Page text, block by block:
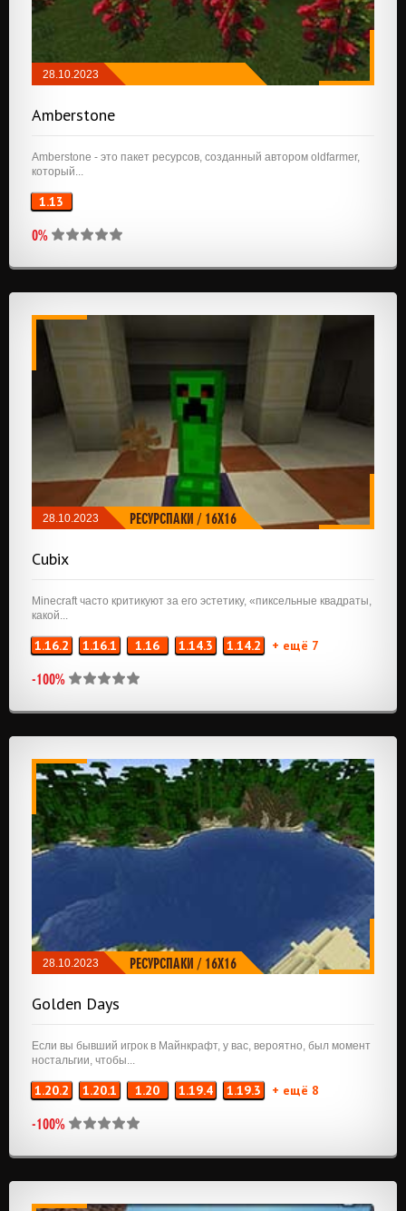
28.10.2023
Amberstone
Amberstone - это пакет ресурсов, созданный автором oldfarmer,
который...
1.13
0%
28.10.2023 РЕСУРСПАКИ / 16X16
Cubix
Minecraft часто критикуют за его эстетику, «пиксельные квадраты,
какой...
1.16.2 1.16.1 1.16 1.14.3 1.14.2 + ещё 7
-100%
28.10.2023 РЕСУРСПАКИ / 16X16
Golden Days
Если вы бывший игрок в Майнкрафт, у вас, вероятно, был момент
ностальгии, чтобы...
1.20.2 1.20.1 1.20 1.19.4 1.19.3 + ещё 8
-100%